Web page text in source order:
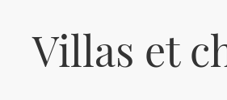
Villas et